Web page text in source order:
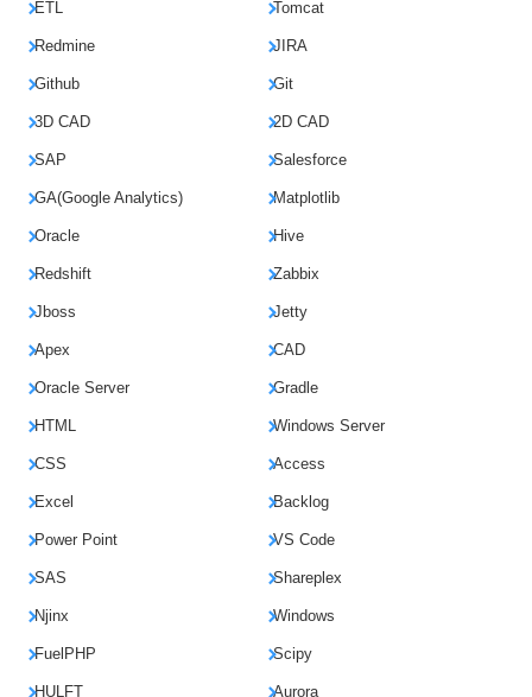
ETL Tomcat
Redmine JIRA
Github Git
3D CAD 2D CAD
SAP Salesforce
GA(Google Analytics) Matplotlib
Oracle Hive
Redshift Zabbix
Jboss Jetty
Apex CAD
Oracle Server Gradle
HTML Windows Server
CSS Access
Excel Backlog
Power Point VS Code
SAS Shareplex
Njinx Windows
FuelPHP Scipy
HULFT Aurora